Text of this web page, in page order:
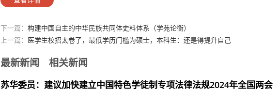
下一篇： 构建中国自主的中华民族共同体史料体系（学苑论衡）
上一篇： 医学生校招太卷了，最低学历门槛为硕士，本科生：还是得提升自己
最新新闻 相关新闻
苏华委员：建议加快建立中国特色学徒制专项法律法规2024年全国两会